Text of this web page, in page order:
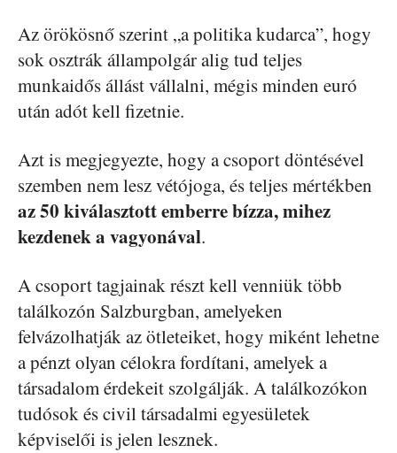
Az örökösnő szerint „a politika kudarca”, hogy
sok osztrák állampolgár alig tud teljes
munkaidős állást vállalni, mégis minden euró
után adót kell fizetnie.
Azt is megjegyezte, hogy a csoport döntésével
szemben nem lesz vétójoga, és teljes mértékben
az 50 kiválasztott emberre bízza, mihez
kezdenek a vagyonával.
A csoport tagjainak részt kell venniük több
találkozón Salzburgban, amelyeken
felvázolhatják az ötleteiket, hogy miként lehetne
a pénzt olyan célokra fordítani, amelyek a
társadalom érdekeit szolgálják. A találkozókon
tudósok és civil társadalmi egyesületek
képviselői is jelen lesznek.